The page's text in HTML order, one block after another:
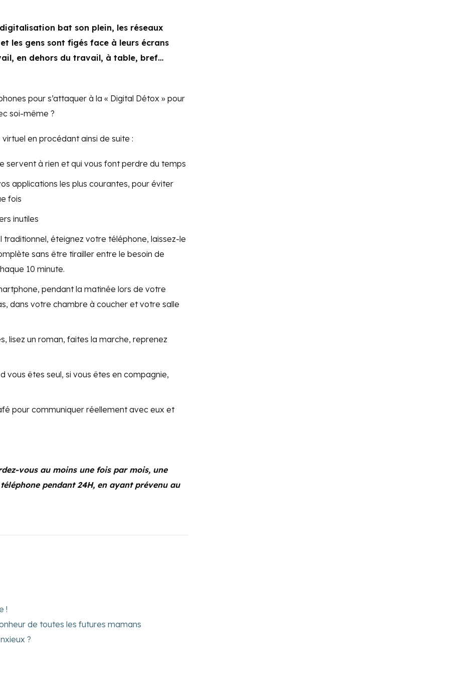
bat son plein, les réseaux
les gens sont figés face à leurs écrans
en dehors du travail, à table, bref…
pour s’attaquer à la « Digital Détox » pour
soi-même ?
en procédant ainsi de suite :
servent à rien et qui vous font perdre du temps
applications les plus courantes, pour éviter
fois
inutiles
traditionnel, éteignez votre téléphone, laissez-le
sans être tirailler entre le besoin de
10 minute.
pendant la matinée lors de votre
dans votre chambre à coucher et votre salle
lisez un roman, faites la marche, reprenez
vous êtes seul, si vous êtes en compagnie,
pour communiquer réellement avec eux et
vous au moins une fois par mois, une
pendant 24H, en ayant prévenu au
!
de toutes les futures mamans
?